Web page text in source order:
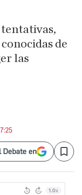
tentativas,
de
las
Debate en Save